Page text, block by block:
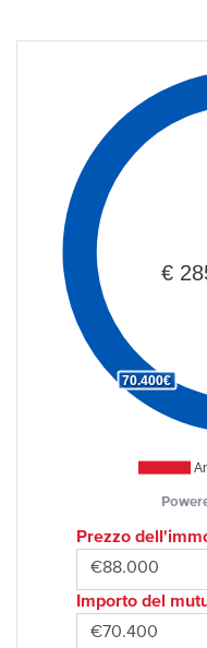
70.400€
€
Prezzo
Importo del